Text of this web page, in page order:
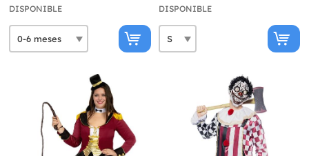
DISPONIBLE DISPONIBLE